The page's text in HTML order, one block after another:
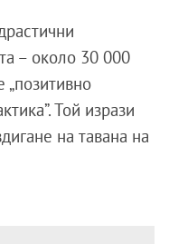
– около 30 000
„позитивно
Той изрази
на тавана на